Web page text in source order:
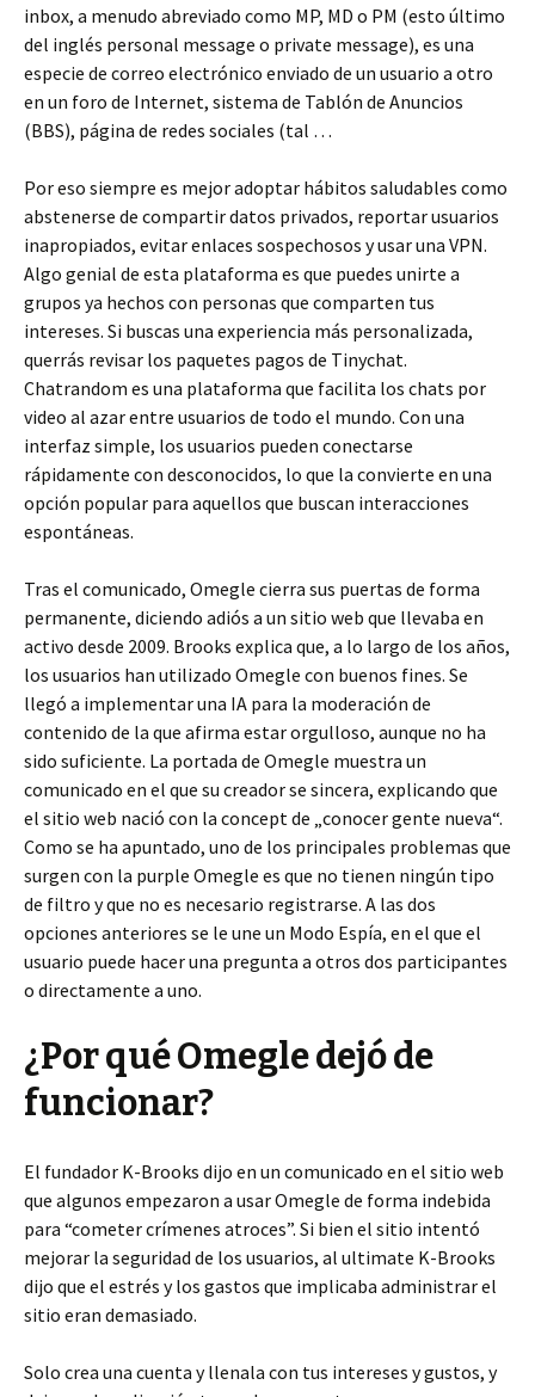
inbox, a menudo abreviado como MP, MD o PM (esto último
del inglés personal message o private message), es una
especie de correo electrónico enviado de un usuario a otro
en un foro de Internet, sistema de Tablón de Anuncios
(BBS), página de redes sociales (tal …
Por eso siempre es mejor adoptar hábitos saludables como
abstenerse de compartir datos privados, reportar usuarios
inapropiados, evitar enlaces sospechosos y usar una VPN.
Algo genial de esta plataforma es que puedes unirte a
grupos ya hechos con personas que comparten tus
intereses. Si buscas una experiencia más personalizada,
querrás revisar los paquetes pagos de Tinychat.
Chatrandom es una plataforma que facilita los chats por
video al azar entre usuarios de todo el mundo. Con una
interfaz simple, los usuarios pueden conectarse
rápidamente con desconocidos, lo que la convierte en una
opción popular para aquellos que buscan interacciones
espontáneas.
Tras el comunicado, Omegle cierra sus puertas de forma
permanente, diciendo adiós a un sitio web que llevaba en
activo desde 2009. Brooks explica que, a lo largo de los años,
los usuarios han utilizado Omegle con buenos fines. Se
llegó a implementar una IA para la moderación de
contenido de la que afirma estar orgulloso, aunque no ha
sido suficiente. La portada de Omegle muestra un
comunicado en el que su creador se sincera, explicando que
el sitio web nació con la concept de „conocer gente nueva“.
Como se ha apuntado, uno de los principales problemas que
surgen con la purple Omegle es que no tienen ningún tipo
de filtro y que no es necesario registrarse. A las dos
opciones anteriores se le une un Modo Espía, en el que el
usuario puede hacer una pregunta a otros dos participantes
o directamente a uno.
¿Por qué Omegle dejó de
funcionar?
El fundador K-Brooks dijo en un comunicado en el sitio web
que algunos empezaron a usar Omegle de forma indebida
para “cometer crímenes atroces”. Si bien el sitio intentó
mejorar la seguridad de los usuarios, al ultimate K-Brooks
dijo que el estrés y los gastos que implicaba administrar el
sitio eran demasiado.
Solo crea una cuenta y llenala con tus intereses y gustos, y